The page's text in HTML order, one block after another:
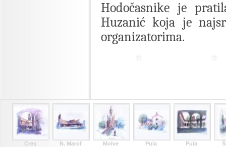
Hodočasnike je
Huzanić koja je
organizatorima.
Cres N. Marof Molve Pula Pula